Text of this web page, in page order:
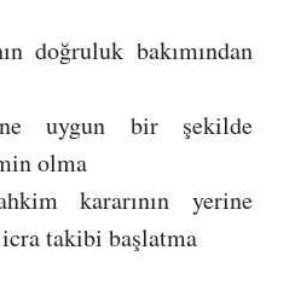
doğruluk bakımından
uygun bir şekilde
olma
kararının yerine
takibi başlatma